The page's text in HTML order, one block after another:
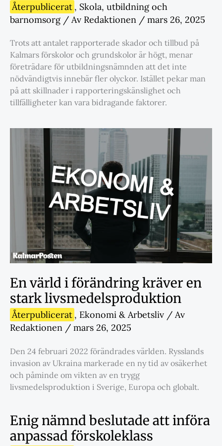
Återpublicerat , Skola, utbildning och
barnomsorg/ Av Redaktionen / mars 26, 2025
Trots att antalet rapporterade skador och tillbud på
Kalmars förskolor och grundskolor är högt, menar
företrädare för utbildningsnämnden att det inte
nödvändigtvis innebär fler olyckor. Istället pekar man
på att skillnader i rapporteringskänslighet och
tillfälligheter kan vara bidragande faktorer.
En värld i förändring kräver en
stark livsmedelsproduktion
Återpublicerat , Ekonomi & Arbetsliv / Av
Redaktionen / mars 26, 2025
Den 24 februari 2022 förändrades världen. Rysslands
invasion av Ukraina markerade en ny tid av osäkerhet
och påminde om vikten av en trygg
livsmedelsproduktion i Sverige, Europa och globalt.
Enig nämnd beslutade att införa
anpassad förskoleklass